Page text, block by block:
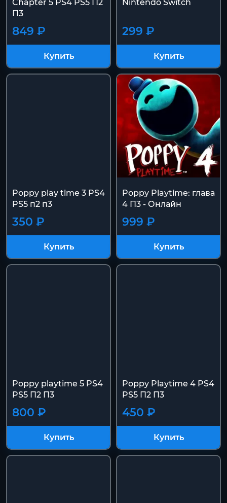
Chapter 5 PS4 PS5 П2
П3
849 ₽
Купить
Nintendo Switch
299 ₽
Купить
Poppy play time 3 PS4
PS5 п2 п3
350 ₽
Купить
Poppy Playtime: глава
4 П3 - Онлайн
999 ₽
Купить
Poppy playtime 5 PS4
PS5 П2 П3
800 ₽
Купить
Poppy Playtime 4 PS4
PS5 П2 П3
450 ₽
Купить